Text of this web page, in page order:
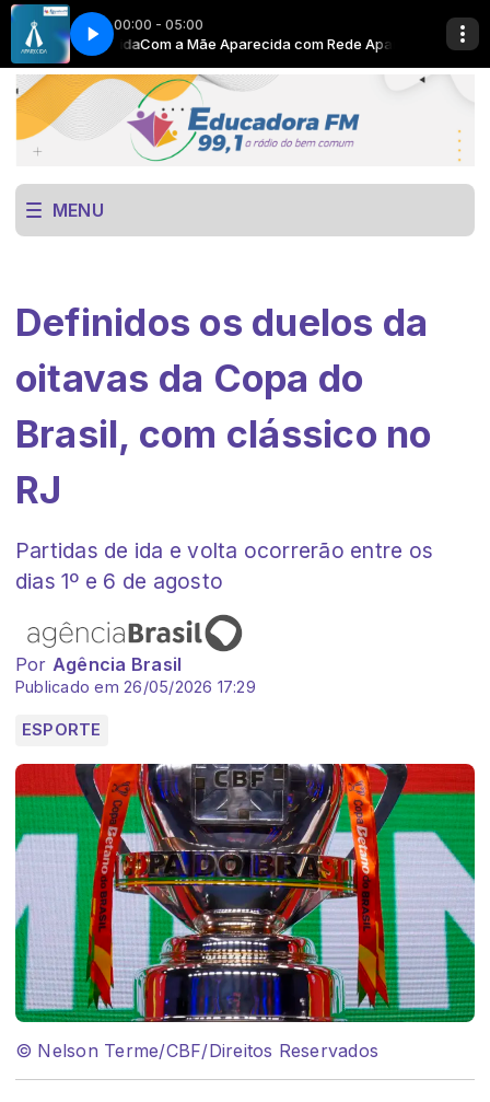
00:00 - 05:00
Aparecida Com a Mãe Aparecida com Rede Aparecida
Now Playing info goes here
MENU
Definidos os duelos da
oitavas da Copa do
Brasil, com clássico no
RJ
Partidas de ida e volta ocorrerão entre os
dias 1º e 6 de agosto
Por Agência Brasil
Publicado em 26/05/2026 17:29
ESPORTE
© Nelson Terme/CBF/Direitos Reservados